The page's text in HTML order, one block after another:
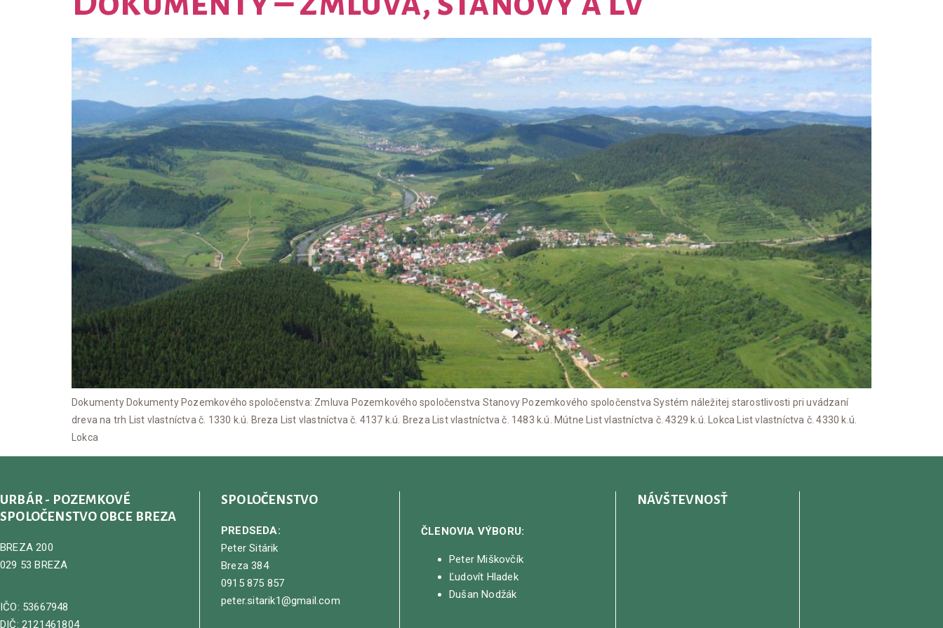
Dokumenty Dokumenty Pozemkového spoločenstva: Zmluva Pozemkového spoločenstva Stanovy Pozemkového spoločenstva Systém náležitej starostlivosti pri uvádzaní
dreva na trh List vlastníctva č. 1330 k.ú. Breza List vlastníctva č. 4137 k.ú. Breza List vlastníctva č. 1483 k.ú. Mútne List vlastníctva č. 4329 k.ú. Lokca List vlastníctva č. 4330 k.ú.
Lokca
URBÁR - POZEMKOVÉ
SPOLOČENSTVO OBCE BREZA
BREZA 200
029 53 BREZA
IČO: 53667948
DIČ: 2121461804
SPOLOČENSTVO
PREDSEDA:
Peter Sitárik
Breza 384
0915 875 857
peter.sitarik1@gmail.com
ČLENOVIA VÝBORU:
Peter Miškovčík
Ľudovít Hladek
Dušan Nodžák
NÁVŠTEVNOSŤ